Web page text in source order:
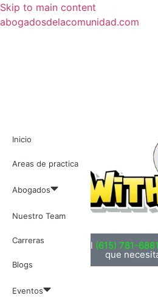
Skip to main content
abogadosdelacomunidad.com
Inicio
Areas de practica
Abogados
Nuestro Team
Carreras
Blogs
Eventos
📞 Llama ahora al (615) 781-
que